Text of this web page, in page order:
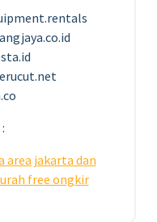
area jakarta dan
free ongkir